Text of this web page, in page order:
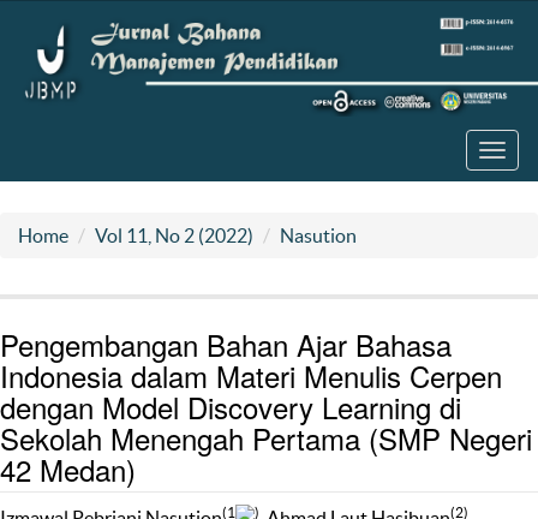
Home Vol 11, No 2 (2022) Nasution
Pengembangan Bahan Ajar Bahasa
Indonesia dalam Materi Menulis Cerpen
dengan Model Discovery Learning di
Sekolah Menengah Pertama (SMP Negeri
42 Medan)
(1 ) (2)